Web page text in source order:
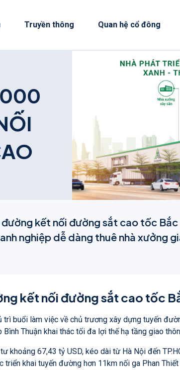
Truyền thông Quan hệ cổ đông
000
ỐI
AO
kết nối đường sắt cao tốc
nghiệp dễ dàng thuê nhà xưởng
kết nối đường sắt cao tốc
trì buổi làm việc về chủ trương xây dựng tuyến
Thuận khai thác tối đa lợi thế hạ tầng giao
khoảng 67,43 tỷ USD, kéo dài từ Hà Nội đến
triển khai tuyến đường hơn 11km nối ga Phan